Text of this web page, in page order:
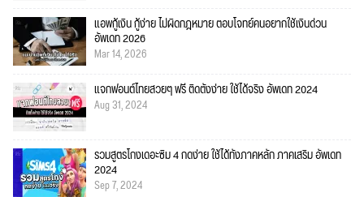
แอพกู้เงิน กู้ง่าย ไม่ผิดกฎหมาย ตอบโจทย์คนอยากใช้เงินด่วน
อัพเดท 2026
Mar 14, 2026
แจกฟอนต์ไทยสวยๆ ฟรี ติดตั้งง่าย ใช้ได้จริง อัพเดท 2024
Aug 31, 2024
รวมสูตรโกงเดอะซิม 4 กดง่าย ใช้ได้ทั้งภาคหลัก ภาคเสริม อัพเดท
2024
Sep 7, 2024